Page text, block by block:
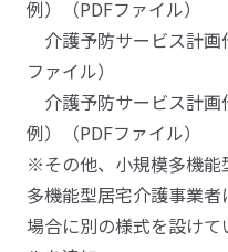
例）（PDFファイル）
介護予防サービス計画
ファイル）
介護予防サービス計画
例）（PDFファイル）
※その他、小規模多機能
多機能型居宅介護事業
場合に別の様式を設け